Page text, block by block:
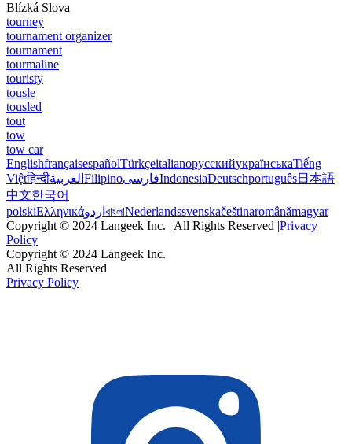
Blízká Slova
tourney
tournament organizer
tournament
tourmaline
touristy
tousle
tousled
tout
tow
tow car
EnglishfrançaisespañolTürkçeitalianoрусскийукраїнськаTiếng
Việtहिन्दीالعربية FilipinoفارسیIndonesiaDeutschportuguês日本語
中文한국어
polskiΕλληνικάاردو বাংলাNederlandssvenskačeštinaromânămagyar
Copyright © 2024 Langeek Inc. | All Rights Reserved |Privacy
Policy
Copyright © 2024 Langeek Inc.
All Rights Reserved
Privacy Policy